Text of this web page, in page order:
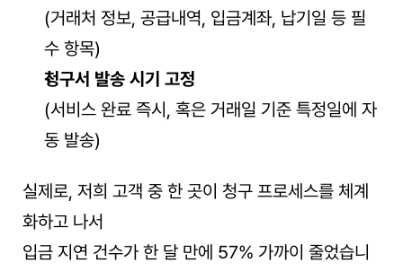
(거래처 정보, 공급내역, 입금계좌, 납기일 등 필
수 항목)
청구서 발송 시기 고정
(서비스 완료 즉시, 혹은 거래일 기준 특정일에 자
동 발송)
실제로, 저희 고객 중 한 곳이 청구 프로세스를 체계
화하고 나서
입금 지연 건수가 한 달 만에 57% 가까이 줄었습니